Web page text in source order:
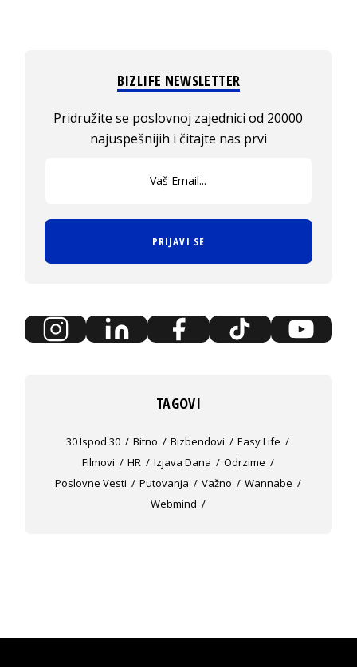
BIZLIFE NEWSLETTER
Pridružite se poslovnoj zajednici od 20000
najuspešnijih i čitajte nas prvi
PRIJAVI SE
TAGOVI
30 Ispod 30 Bitno Bizbendovi
Easy Life
Filmovi
HR Izjava Dana
Odrzime
Poslovne Vesti
Putovanja Važno
Wannabe
Webmind